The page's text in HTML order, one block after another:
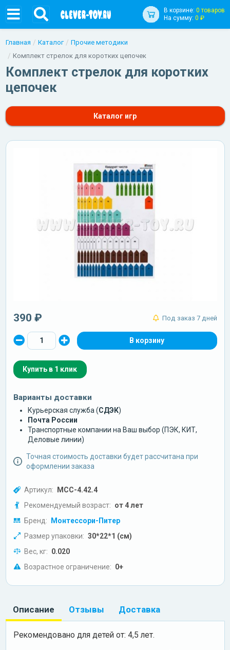
В корзине: 0 товаров
На сумму: 0 ₽
Главная Каталог
Прочие методики
Комплект стрелок для коротких цепочек
Комплект стрелок для коротких
цепочек
Каталог игр
390 ₽ Под заказ 7 дней
Купить в 1 клик
Варианты доставки
Курьерская служба (СДЭК)
Почта России
Транспортные компании на Ваш выбор (ПЭК, КИТ,
Деловые линии)
Точная стоимость доставки будет рассчитана при
оформлении заказа
Артикул: МСС-4.42.4
Рекомендуемый возраст: от 4 лет
Бренд: Монтессори-Питер
Размер упаковки: 30*22*1 (см)
Вес, кг: 0.020
Возрастное ограничение: 0+
Описание Отзывы Доставка
Рекомендовано для детей от: 4,5 лет.